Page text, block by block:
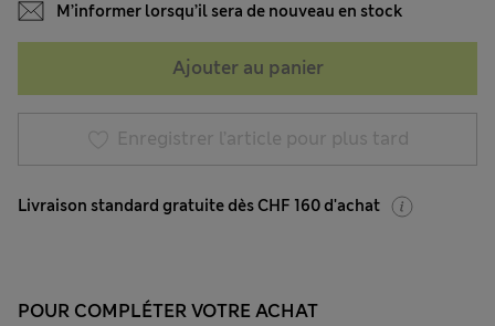
M’informer lorsqu’il sera de nouveau en stock
Ajouter au panier
Enregistrer l’article pour plus tard
Livraison standard gratuite dès CHF 160 d'achat
POUR COMPLÉTER VOTRE ACHAT